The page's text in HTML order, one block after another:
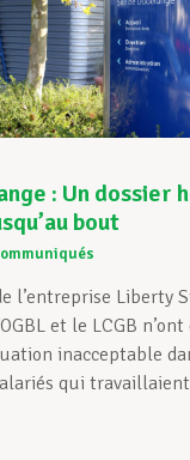
: Un dossier
bout
l’entreprise Liberty
et le LCGB n’ont
inacceptable
qui